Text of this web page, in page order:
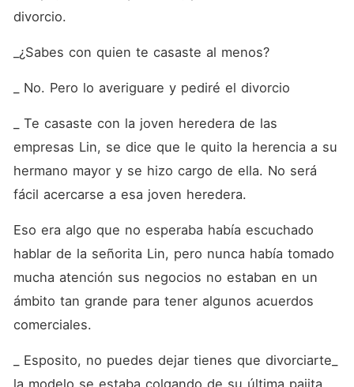
divorcio.
_¿Sabes con quien te casaste al menos?
_ No. Pero lo averiguare y pediré el divorcio
_ Te casaste con la joven heredera de las
empresas Lin, se dice que le quito la herencia a su
hermano mayor y se hizo cargo de ella. No será
fácil acercarse a esa joven heredera.
Eso era algo que no esperaba había escuchado
hablar de la señorita Lin, pero nunca había tomado
mucha atención sus negocios no estaban en un
ámbito tan grande para tener algunos acuerdos
comerciales.
_ Esposito, no puedes dejar tienes que divorciarte_
la modelo se estaba colgando de su última pajita